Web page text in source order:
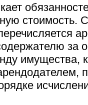
стоимость.
за
имущества,